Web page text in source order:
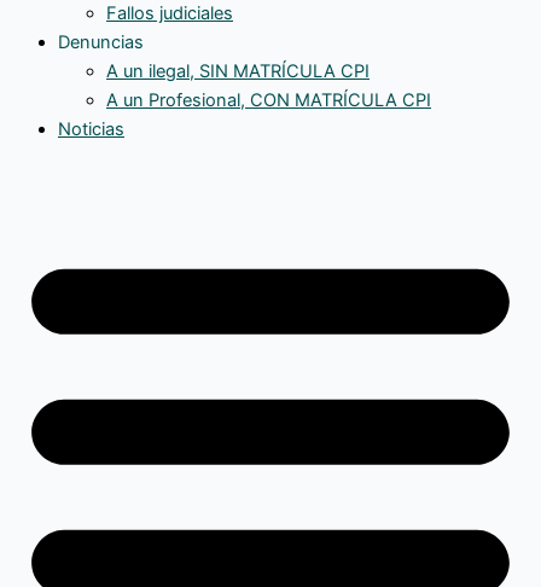
Fallos judiciales
Denuncias
A un ilegal, SIN MATRÍCULA CPI
A un Profesional, CON MATRÍCULA CPI
Noticias